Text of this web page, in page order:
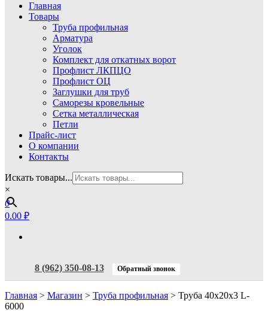
Главная
Товары
Труба профильная
Арматура
Уголок
Комплект для откатных ворот
Профлист ЛКПЦО
Профлист ОЦ
Заглушки для труб
Саморезы кровельные
Сетка металлическая
Петли
Прайс-лист
О компании
Контакты
Искать товары...
×
0
0.00 ₽
8 (962) 350-08-13 Обратный звонок
Главная > Магазин > Труба профильная > Труба 40x20x3 L-
6000